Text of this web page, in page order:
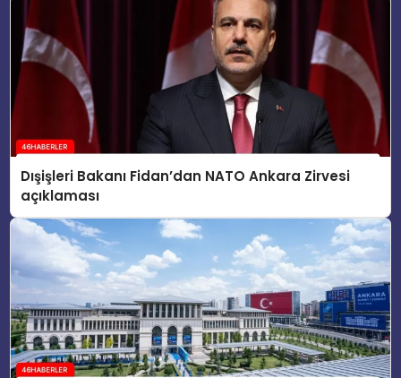
Dışişleri Bakanı Fidan’dan NATO Ankara Zirvesi
açıklaması